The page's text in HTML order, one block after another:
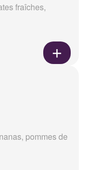
fraîches,
pommes de